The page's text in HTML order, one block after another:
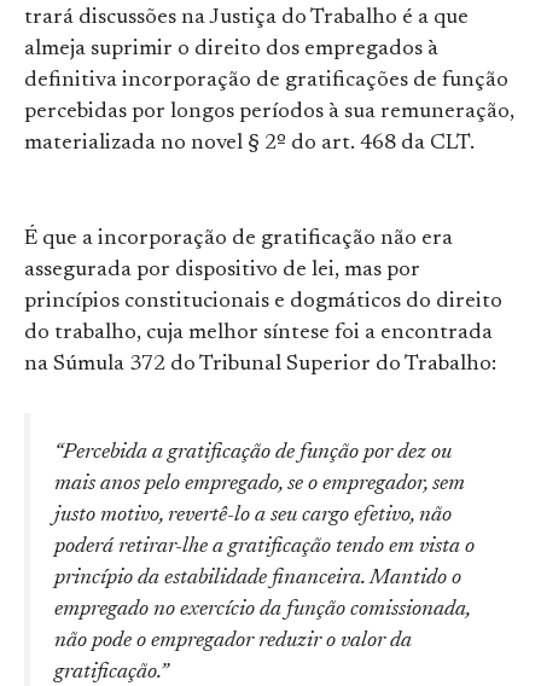
trará discussões na Justiça do Trabalho é a que
almeja suprimir o direito dos empregados à
definitiva incorporação de gratificações de função
percebidas por longos períodos à sua remuneração,
materializada no novel § 2º do art. 468 da CLT.
É que a incorporação de gratificação não era
assegurada por dispositivo de lei, mas por
princípios constitucionais e dogmáticos do direito
do trabalho, cuja melhor síntese foi a encontrada
na Súmula 372 do Tribunal Superior do Trabalho:
“Percebida a gratificação de função por dez ou
mais anos pelo empregado, se o empregador, sem
justo motivo, revertê-lo a seu cargo efetivo, não
poderá retirar-lhe a gratificação tendo em vista o
princípio da estabilidade financeira. Mantido o
empregado no exercício da função comissionada,
não pode o empregador reduzir o valor da
gratificação.”